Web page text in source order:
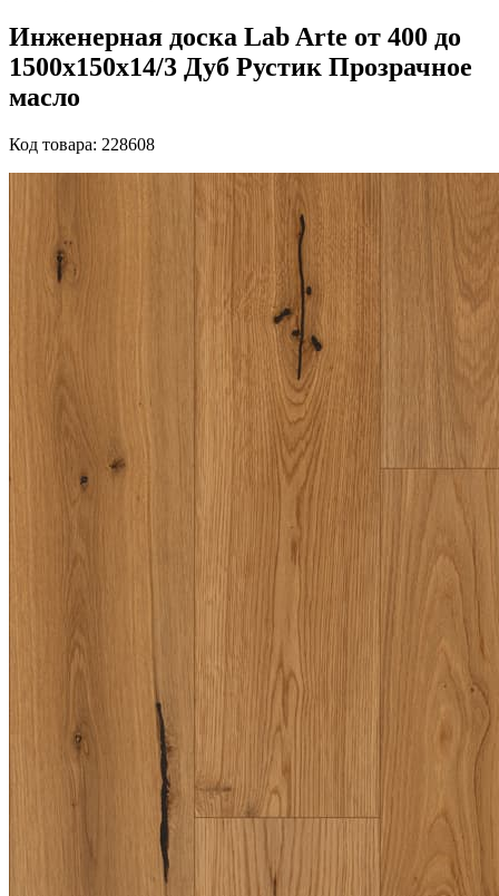
Инженерная доска Lab Arte от 400 до
1500х150х14/3 Дуб Рустик Прозрачное
масло
Код товара: 228608